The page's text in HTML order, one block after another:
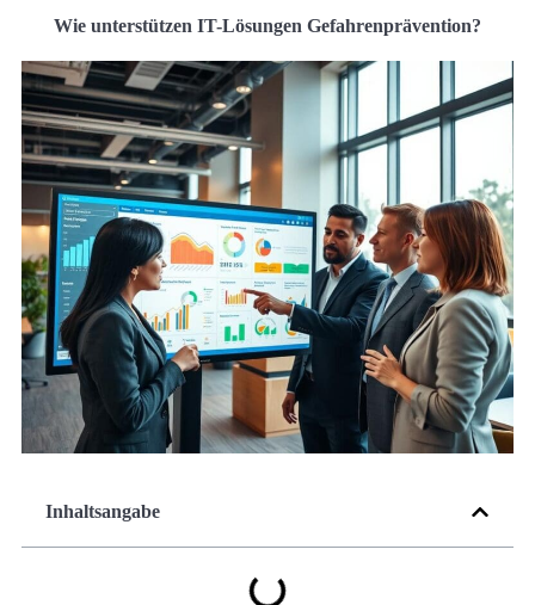
Wie unterstützen IT-Lösungen Gefahrenprävention?
Inhaltsangabe